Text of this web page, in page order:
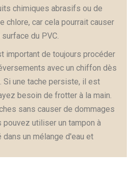
chimiques abrasifs ou de
chlore, car cela pourrait causer
du PVC.
important de toujours procéder
avec un chiffon dès
Si une tache persiste, il est
besoin de frotter à la main.
sans causer de dommages
pouvez utiliser un tampon à
un mélange d'eau et